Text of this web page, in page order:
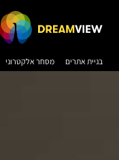
בניית אתרים מסחר אלקטרוני